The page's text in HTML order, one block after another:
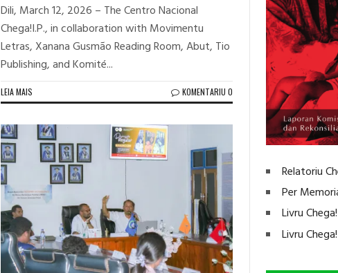
Dili, March 12, 2026 – The Centro Nacional
Chega!I.P., in collaboration with Movimentu
Letras, Xanana Gusmão Reading Room, Abut, Tio
Publishing, and Komité...
LEIA MAIS KOMENTARIU 0
Relatoriu
Per
Livru
Livru